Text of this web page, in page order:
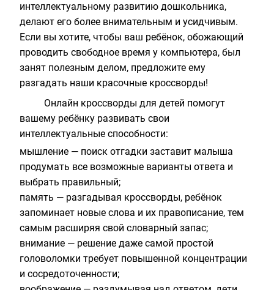
интеллектуальному развитию дошкольника,
делают его более внимательным и усидчивым.
Если вы хотите, чтобы ваш ребёнок, обожающий
проводить свободное время у компьютера, был
занят полезным делом, предложите ему
разгадать наши красочные кроссворды!
Онлайн кроссворды для детей помогут
вашему ребёнку развивать свои
интеллектуальные способности:
мышление — поиск отгадки заставит малыша
продумать все возможные варианты ответа и
выбрать правильный;
память — разгадывая кроссворды, ребёнок
запоминает новые слова и их правописание, тем
самым расширяя свой словарный запас;
внимание — решение даже самой простой
головоломки требует повышенной концентрации
и сосредоточенности;